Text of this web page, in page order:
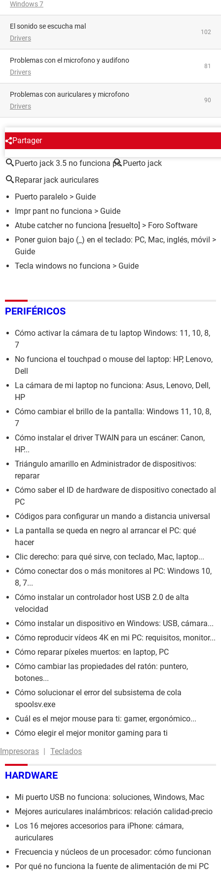
Windows 7
El sonido se escucha mal
Drivers
102
problemas con el microfono y audifono
Drivers
81
Problemas con auriculares y microfono
Drivers
90
Partager
ALREDEDOR DEL MISMO TEMA
Puerto jack 3.5 no funciona pc Puerto jack
Reparar jack auriculares
Puerto paralelo > Guide
Impr pant no funciona > Guide
Atube catcher no funciona [resuelto] > Foro Software
Poner guion bajo (_) en el teclado: PC, Mac, inglés, móvil >
Guide
Tecla windows no funciona > Guide
PERIFÉRICOS
Cómo activar la cámara de tu laptop Windows: 11, 10, 8,
7
No funciona el touchpad o mouse del laptop: HP, Lenovo,
Dell
La cámara de mi laptop no funciona: Asus, Lenovo, Dell,
HP
Cómo cambiar el brillo de la pantalla: Windows 11, 10, 8,
7
Cómo instalar el driver TWAIN para un escáner: Canon,
HP...
Triángulo amarillo en Administrador de dispositivos:
reparar
Cómo saber el ID de hardware de dispositivo conectado al
PC
Códigos para configurar un mando a distancia universal
La pantalla se queda en negro al arrancar el PC: qué
hacer
Clic derecho: para qué sirve, con teclado, Mac, laptop...
Cómo conectar dos o más monitores al PC: Windows 10,
8, 7...
Cómo instalar un controlador host USB 2.0 de alta
velocidad
Cómo instalar un dispositivo en Windows: USB, cámara...
Cómo reproducir vídeos 4K en mi PC: requisitos, monitor...
Cómo reparar píxeles muertos: en laptop, PC
Cómo cambiar las propiedades del ratón: puntero,
botones...
Cómo solucionar el error del subsistema de cola
spoolsv.exe
Cuál es el mejor mouse para ti: gamer, ergonómico...
Cómo elegir el mejor monitor gaming para ti
Impresoras
Teclados
HARDWARE
Mi puerto USB no funciona: soluciones, Windows, Mac
Mejores auriculares inalámbricos: relación calidad-precio
Los 16 mejores accesorios para iPhone: cámara,
auriculares
Frecuencia y núcleos de un procesador: cómo funcionan
Por qué no funciona la fuente de alimentación de mi PC